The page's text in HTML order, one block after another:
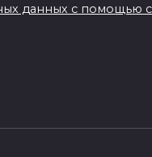
данных с помощью